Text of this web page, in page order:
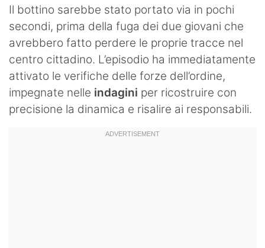
Il bottino sarebbe stato portato via in pochi
secondi, prima della fuga dei due giovani che
avrebbero fatto perdere le proprie tracce nel
centro cittadino. L’episodio ha immediatamente
attivato le verifiche delle forze dell’ordine,
impegnate nelle indagini per ricostruire con
precisione la dinamica e risalire ai responsabili.